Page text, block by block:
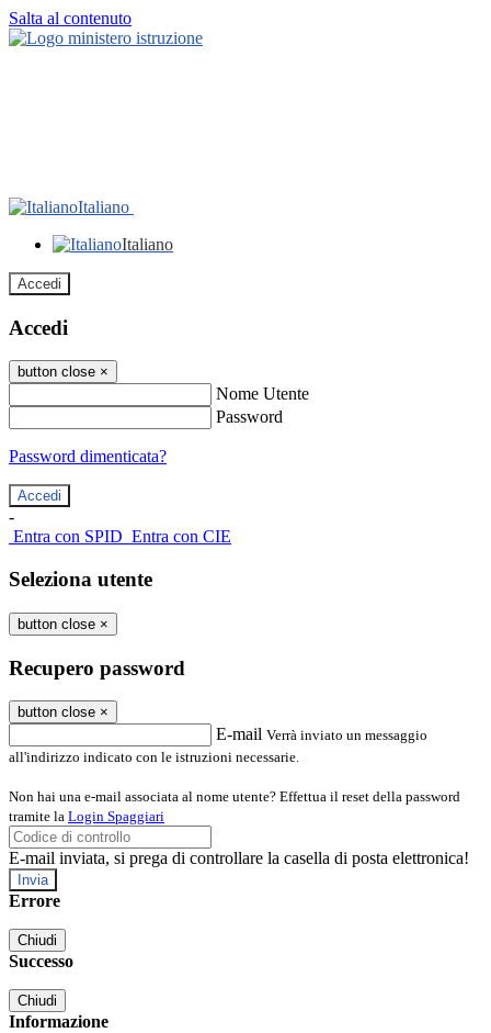
Salta al contenuto
Italiano
Italiano
Accedi
Accedi
button close ×
Nome Utente
Password
Password dimenticata?
-
Entra con SPID Entra con CIE
Seleziona utente
button close ×
Recupero password
button close ×
E-mail Verrà inviato un messaggio
all'indirizzo indicato con le istruzioni necessarie.
Non hai una e-mail associata al nome utente? Effettua il reset della password
tramite la Login Spaggiari
E-mail inviata, si prega di controllare la casella di posta elettronica!
Errore
Chiudi
Successo
Chiudi
Informazione